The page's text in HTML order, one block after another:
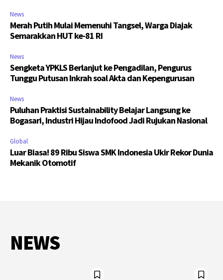
News
Merah Putih Mulai Memenuhi Tangsel, Warga Diajak
Semarakkan HUT ke-81 RI
News
Sengketa YPKLS Berlanjut ke Pengadilan, Pengurus
Tunggu Putusan Inkrah soal Akta dan Kepengurusan
News
Puluhan Praktisi Sustainability Belajar Langsung ke
Bogasari, Industri Hijau Indofood Jadi Rujukan Nasional
Global
Luar Biasa! 89 Ribu Siswa SMK Indonesia Ukir Rekor Dunia
Mekanik Otomotif
NEWS